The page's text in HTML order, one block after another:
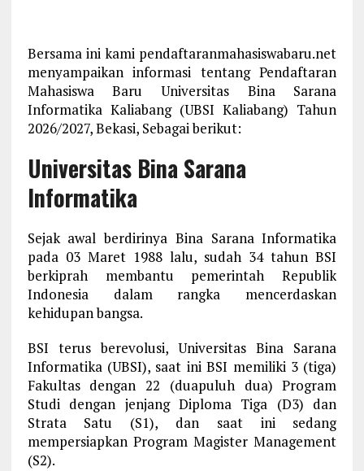
Bersama ini kami pendaftaranmahasiswabaru.net
menyampaikan informasi tentang Pendaftaran
Mahasiswa Baru Universitas Bina Sarana
Informatika Kaliabang (UBSI Kaliabang) Tahun
2026/2027, Bekasi, Sebagai berikut:
Universitas Bina Sarana
Informatika
Sejak awal berdirinya Bina Sarana Informatika
pada 03 Maret 1988 lalu, sudah 34 tahun BSI
berkiprah membantu pemerintah Republik
Indonesia dalam rangka mencerdaskan
kehidupan bangsa.
BSI terus berevolusi, Universitas Bina Sarana
Informatika (UBSI), saat ini BSI memiliki 3 (tiga)
Fakultas dengan 22 (duapuluh dua) Program
Studi dengan jenjang Diploma Tiga (D3) dan
Strata Satu (S1), dan saat ini sedang
mempersiapkan Program Magister Management
(S2).